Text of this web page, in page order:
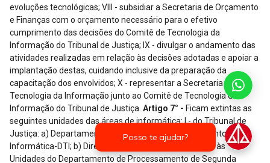
evoluções tecnológicas; VIII - subsidiar a Secretaria de Orçamento
e Finanças com o orçamento necessário para o efetivo
cumprimento das decisões do Comitê de Tecnologia da
Informação do Tribunal de Justiça; IX - divulgar o andamento das
atividades realizadas em relação às decisões adotadas e apoiar a
implantação destas, cuidando inclusive da preparação da
capacitação dos envolvidos; X - representar a Secretaria de
Tecnologia da Informação junto ao Comitê de Tecnologia da
Informação do Tribunal de Justiça. Artigo 7° - Ficam extintas as
seguintes unidades das áreas de informática: I - do Tribunal de
Justiça: a) Departamento Técnico de Apoio para Assuntos de
Informática-DTI; b) Diretoria de Serviço de Assistência às
Unidades do Departamento de Processamento de Segunda